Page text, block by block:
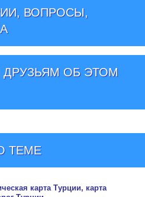
ВОПРОСЫ,
ОБ ЭТОМ
ТЕМЕ
карта Турции, карта